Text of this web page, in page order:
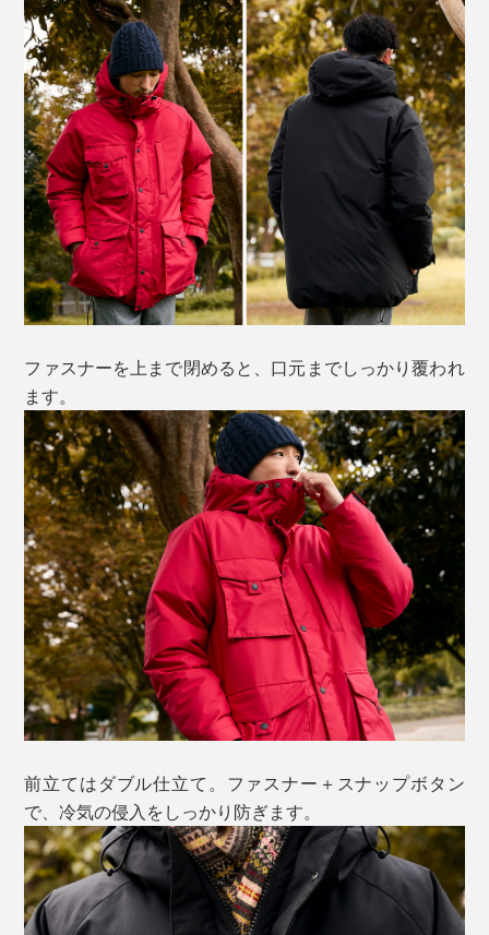
ファスナーを上まで閉めると、口元までしっかり覆われ
ます。
前立てはダブル仕立て。ファスナー＋スナップボタン
で、冷気の侵入をしっかり防ぎます。